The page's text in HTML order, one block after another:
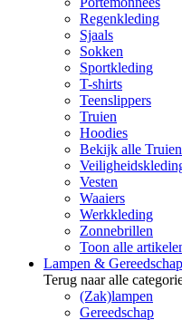
Regenkleding
Sjaals
Sokken
Sportkleding
T-shirts
Teenslippers
Truien
Hoodies
Bekijk alle Truien
Vesten
Waaiers
Werkkleding
Zonnebrillen
Toon alle
Lampen &
Terug naar alle
(Zak)lampen
Gereedschap